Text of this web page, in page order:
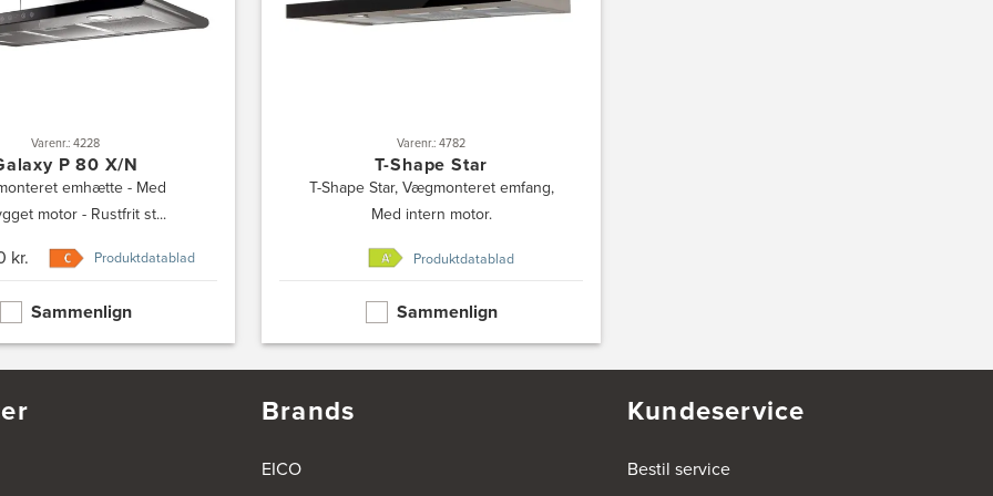
Varenr.: 4228
P 80 X/N
emhætte - Med
motor - Rustfrit st...
kr. Produktdatablad
Sammenlign
Varenr.: 4782
T-Shape Star
T-Shape Star, Vægmonteret emfang,
Med intern motor.
Produktdatablad
Sammenlign
Brands
EICO
Kundeservice
Bestil service